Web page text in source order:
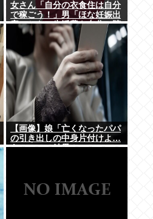
女さん「自分の衣食住は自分
で稼ごう！」男「ほな妊娠出
産のときの生活費も自分で貯
めてな」女さん「──世界か
ら色が消えた」
【画像】娘「亡くなったパパ
の引き出しの中身片付けよ…
あっ、」⇒結果！